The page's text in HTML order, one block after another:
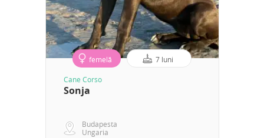
femelă 7 luni
Cane Corso
Sonja
Budapesta
Ungaria